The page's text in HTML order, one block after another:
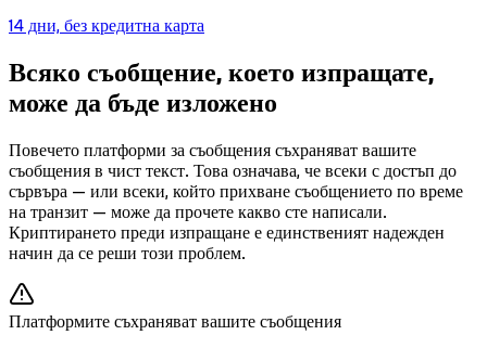
14 дни, без кредитна карта
Всяко съобщение, което изпращате,
може да бъде изложено
Повечето платформи за съобщения съхраняват вашите
съобщения в чист текст. Това означава, че всеки с достъп до
сървъра — или всеки, който прихване съобщението по време
на транзит — може да прочете какво сте написали.
Криптирането преди изпращане е единственият надежден
начин да се реши този проблем.
Платформите съхраняват вашите съобщения